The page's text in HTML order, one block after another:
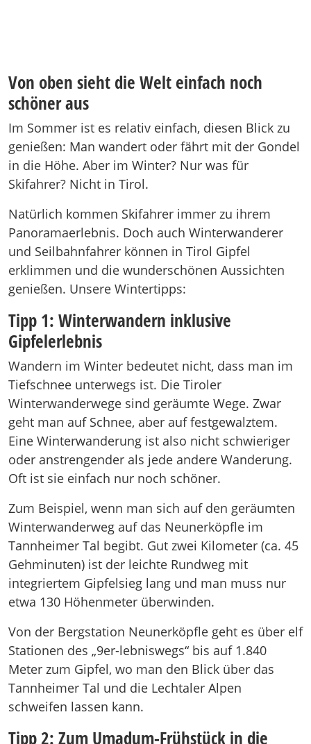
Von oben sieht die Welt einfach noch
schöner aus
Im Sommer ist es relativ einfach, diesen Blick zu
genießen: Man wandert oder fährt mit der Gondel
in die Höhe. Aber im Winter? Nur was für
Skifahrer? Nicht in Tirol.
Natürlich kommen Skifahrer immer zu ihrem
Panoramaerlebnis. Doch auch Winterwanderer
und Seilbahnfahrer können in Tirol Gipfel
erklimmen und die wunderschönen Aussichten
genießen. Unsere Wintertipps:
Tipp 1: Winterwandern inklusive
Gipfelerlebnis
Wandern im Winter bedeutet nicht, dass man im
Tiefschnee unterwegs ist. Die Tiroler
Winterwanderwege sind geräumte Wege. Zwar
geht man auf Schnee, aber auf festgewalztem.
Eine Winterwanderung ist also nicht schwieriger
oder anstrengender als jede andere Wanderung.
Oft ist sie einfach nur noch schöner.
Zum Beispiel, wenn man sich auf den geräumten
Winterwanderweg auf das Neunerköpfle im
Tannheimer Tal begibt. Gut zwei Kilometer (ca. 45
Gehminuten) ist der leichte Rundweg mit
integriertem Gipfelsieg lang und man muss nur
etwa 130 Höhenmeter überwinden.
Von der Bergstation Neunerköpfle geht es über elf
Stationen des „9er-lebniswegs“ bis auf 1.840
Meter zum Gipfel, wo man den Blick über das
Tannheimer Tal und die Lechtaler Alpen
schweifen lassen kann.
Tipp 2: Zum Umadum-Frühstück in die